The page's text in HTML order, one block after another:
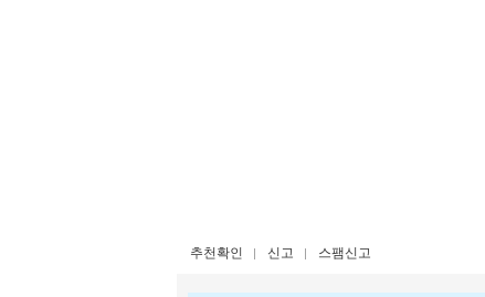
추천확인 신고 스팸신고